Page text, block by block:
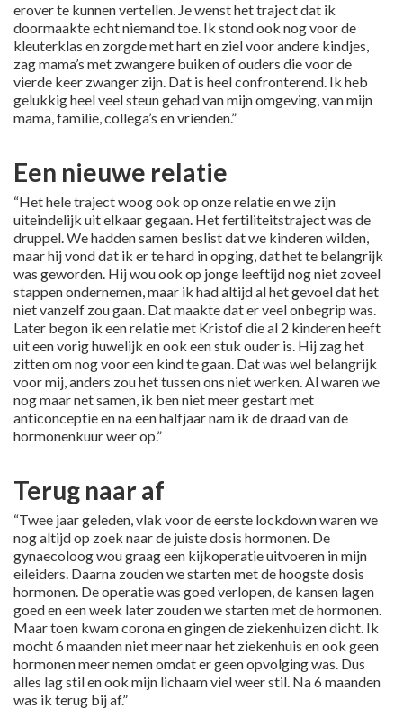
erover te kunnen vertellen. Je wenst het traject dat ik
doormaakte echt niemand toe. Ik stond ook nog voor de
kleuterklas en zorgde met hart en ziel voor andere kindjes,
zag mama’s met zwangere buiken of ouders die voor de
vierde keer zwanger zijn. Dat is heel confronterend. Ik heb
gelukkig heel veel steun gehad van mijn omgeving, van mijn
mama, familie, collega’s en vrienden.”
Een nieuwe relatie
“Het hele traject woog ook op onze relatie en we zijn
uiteindelijk uit elkaar gegaan. Het fertiliteitstraject was de
druppel. We hadden samen beslist dat we kinderen wilden,
maar hij vond dat ik er te hard in opging, dat het te belangrijk
was geworden. Hij wou ook op jonge leeftijd nog niet zoveel
stappen ondernemen, maar ik had altijd al het gevoel dat het
niet vanzelf zou gaan. Dat maakte dat er veel onbegrip was.
Later begon ik een relatie met Kristof die al 2 kinderen heeft
uit een vorig huwelijk en ook een stuk ouder is. Hij zag het
zitten om nog voor een kind te gaan. Dat was wel belangrijk
voor mij, anders zou het tussen ons niet werken. Al waren we
nog maar net samen, ik ben niet meer gestart met
anticonceptie en na een halfjaar nam ik de draad van de
hormonenkuur weer op.”
Terug naar af
“Twee jaar geleden, vlak voor de eerste lockdown waren we
nog altijd op zoek naar de juiste dosis hormonen. De
gynaecoloog wou graag een kijkoperatie uitvoeren in mijn
eileiders. Daarna zouden we starten met de hoogste dosis
hormonen. De operatie was goed verlopen, de kansen lagen
goed en een week later zouden we starten met de hormonen.
Maar toen kwam corona en gingen de ziekenhuizen dicht. Ik
mocht 6 maanden niet meer naar het ziekenhuis en ook geen
hormonen meer nemen omdat er geen opvolging was. Dus
alles lag stil en ook mijn lichaam viel weer stil. Na 6 maanden
was ik terug bij af.”